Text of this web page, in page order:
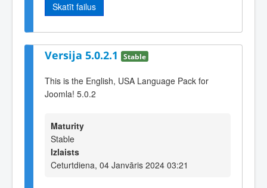
Skatīt failus
Versija 5.0.2.1 Stable
This is the English, USA Language Pack for
Joomla! 5.0.2
Maturity
Stable
Izlaists
Ceturtdiena, 04 Janvāris 2024 03:21